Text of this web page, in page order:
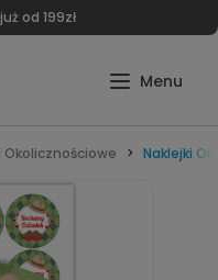
od 199zł
Okolicznościowe Naklejki